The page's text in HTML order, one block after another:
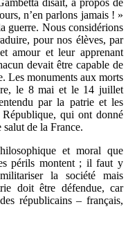
n’en parlons jamais ! »
guerre. Nous considérions
pour nos élèves, par
amour et leur apprenant
devait être capable de
Les monuments aux morts
le 8 mai et le 14 juillet
par la patrie et les
qui ont donné
de la France.
et moral que
périls montent ; il faut y
la société mais
doit être défendue, car
républicains – français,